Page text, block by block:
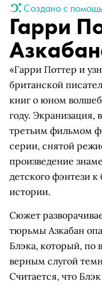
Создано с
Гарри
«Гарри Поттер и
британской
книг о юном
году. Экранизация,
третьим фильмом
серии, снятой
произведение
детского фэнтези
истории.
Сюжет
тюрьмы Азкабан
Блэка, который,
верным слугой
Считается, что